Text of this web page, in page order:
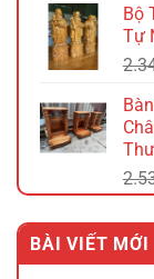
Bộ
Tự
BÀI VIẾT MỚI